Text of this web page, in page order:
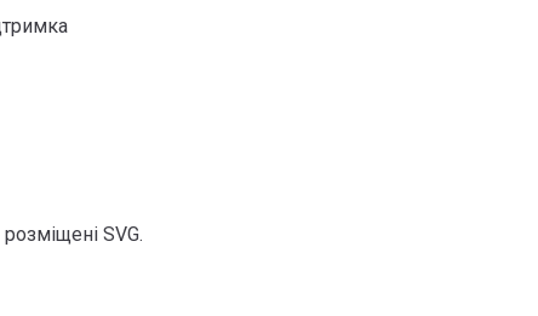
SVG.